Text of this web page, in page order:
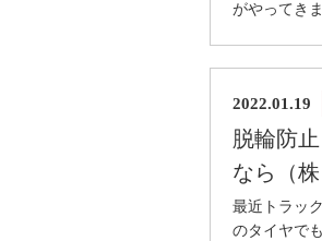
がやってき
2022.01.19
脱輪防
なら（
最近トラッ
のタイヤで